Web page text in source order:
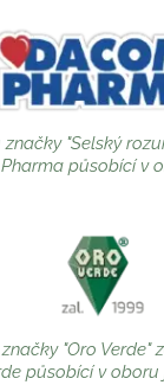
"Selský
působící v
"Oro Verde"
působící v oboru